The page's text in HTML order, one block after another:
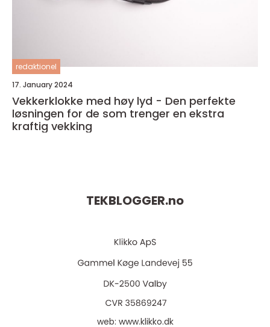
redaktionel
17. January 2024
Vekkerklokke med høy lyd - Den perfekte
løsningen for de som trenger en ekstra
kraftig vekking
TEKBLOGGER.no
web: www.klikko.dk